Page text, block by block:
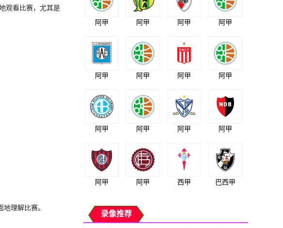
观看比赛，尤其是
理解比赛。
阿甲 阿甲 阿甲 阿甲
阿甲 阿甲 阿甲 阿甲
阿甲 阿甲 阿甲 阿甲
阿甲 阿甲 西甲 巴西甲
录像推荐